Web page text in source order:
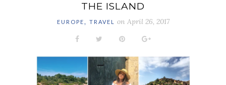
THE ISLAND
EUROPE, TRAVEL on April 26, 2017